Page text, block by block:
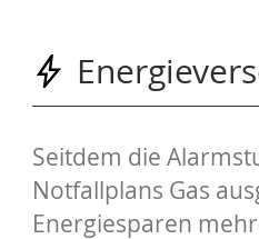
Seitdem die
Notfallplans Gas
Energiesparen